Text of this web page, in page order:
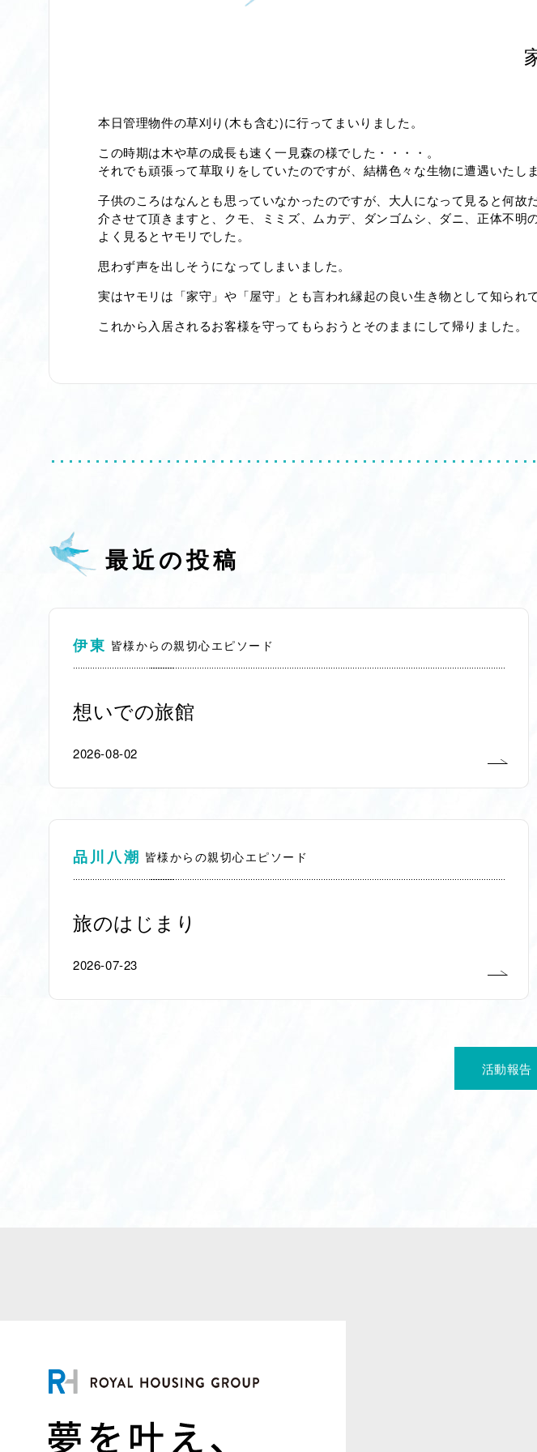
本日管理物件の草刈り(木も含む)に行ってまいりました。
この時期は木や草の成長も速く一見森の様でした・・・・。
それでも頑張って草取りをしていたのですが、結構色々な生物に遭遇いたしま
子供のころはなんとも思っていなかったのですが、大人になって見ると何
介させて頂きますと、クモ、ミミズ、ムカデ、ダンゴムシ、ダニ、正体不明
よく見るとヤモリでした。
思わず声を出しそうになってしまいました。
実はヤモリは「家守」や「屋守」とも言われ縁起の良い生き物として知られて
これから入居されるお客様を守ってもらおうとそのままにして帰りました。
最近の投稿
伊東 皆様からの親切心エピソード
想いでの旅館
2026-08-02
品川八潮 皆様からの親切心エピソード
旅のはじまり
2026-07-23
活動報